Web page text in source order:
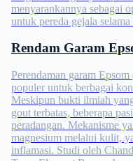
menyarankannya sebagai
untuk pereda gejala selama
Rendam Garam
Perendaman garam
populer untuk berbagai
Meskipun bukti ilmiah
gout terbatas, beberapa
peradangan. Mekanisme
magnesium melalui kulit,
inflamasi. Studi oleh